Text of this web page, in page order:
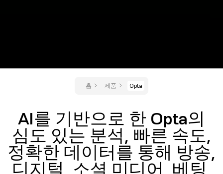
홈 제품 Opta
AI를 기반으로 한 Opta의
심도 있는 분석, 빠른 속도,
정확한 데이터를 통해 방송,
디지털, 소셜 미디어, 베팅,